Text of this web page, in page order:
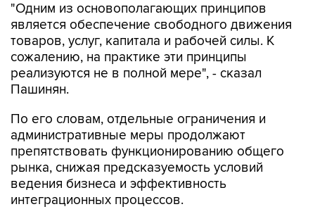
"Одним из основополагающих принципов
является обеспечение свободного движения
товаров, услуг, капитала и рабочей силы. К
сожалению, на практике эти принципы
реализуются не в полной мере", - сказал
Пашинян.
По его словам, отдельные ограничения и
административные меры продолжают
препятствовать функционированию общего
рынка, снижая предсказуемость условий
ведения бизнеса и эффективность
интеграционных процессов.